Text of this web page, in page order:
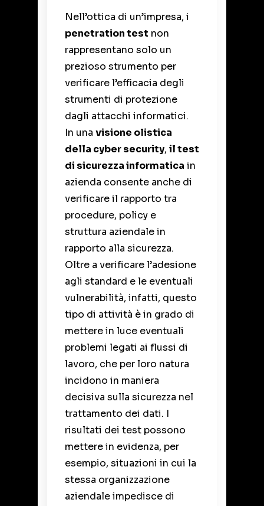
Nell’ottica di un’impresa, i
penetration test non
rappresentano solo un
prezioso strumento per
verificare l’efficacia degli
strumenti di protezione
dagli attacchi informatici.
In una visione olistica
della cyber security, il test
di sicurezza informatica in
azienda consente anche di
verificare il rapporto tra
procedure, policy e
struttura aziendale in
rapporto alla sicurezza.
Oltre a verificare l’adesione
agli standard e le eventuali
vulnerabilità, infatti, questo
tipo di attività è in grado di
mettere in luce eventuali
problemi legati ai flussi di
lavoro, che per loro natura
incidono in maniera
decisiva sulla sicurezza nel
trattamento dei dati. I
risultati dei test possono
mettere in evidenza, per
esempio, situazioni in cui la
stessa organizzazione
aziendale impedisce di